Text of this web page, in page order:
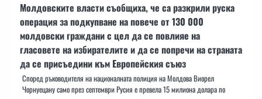
Молдовските власти съобщиха, че са разкрили руска
операция за подкупване на повече от 130 000
молдовски граждани с цел да се повлияе на
гласовете на избирателите и да се попречи на страната
да се присъедини към Европейския съюз
Според ръководителя на националната полиция на Молдова Виорел
Чорнуецану само през септември Русия е превела 15 милиона долара по